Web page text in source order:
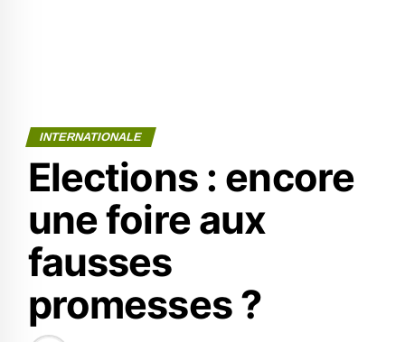
INTERNATIONALE
Elections : encore
une foire aux
fausses
promesses ?